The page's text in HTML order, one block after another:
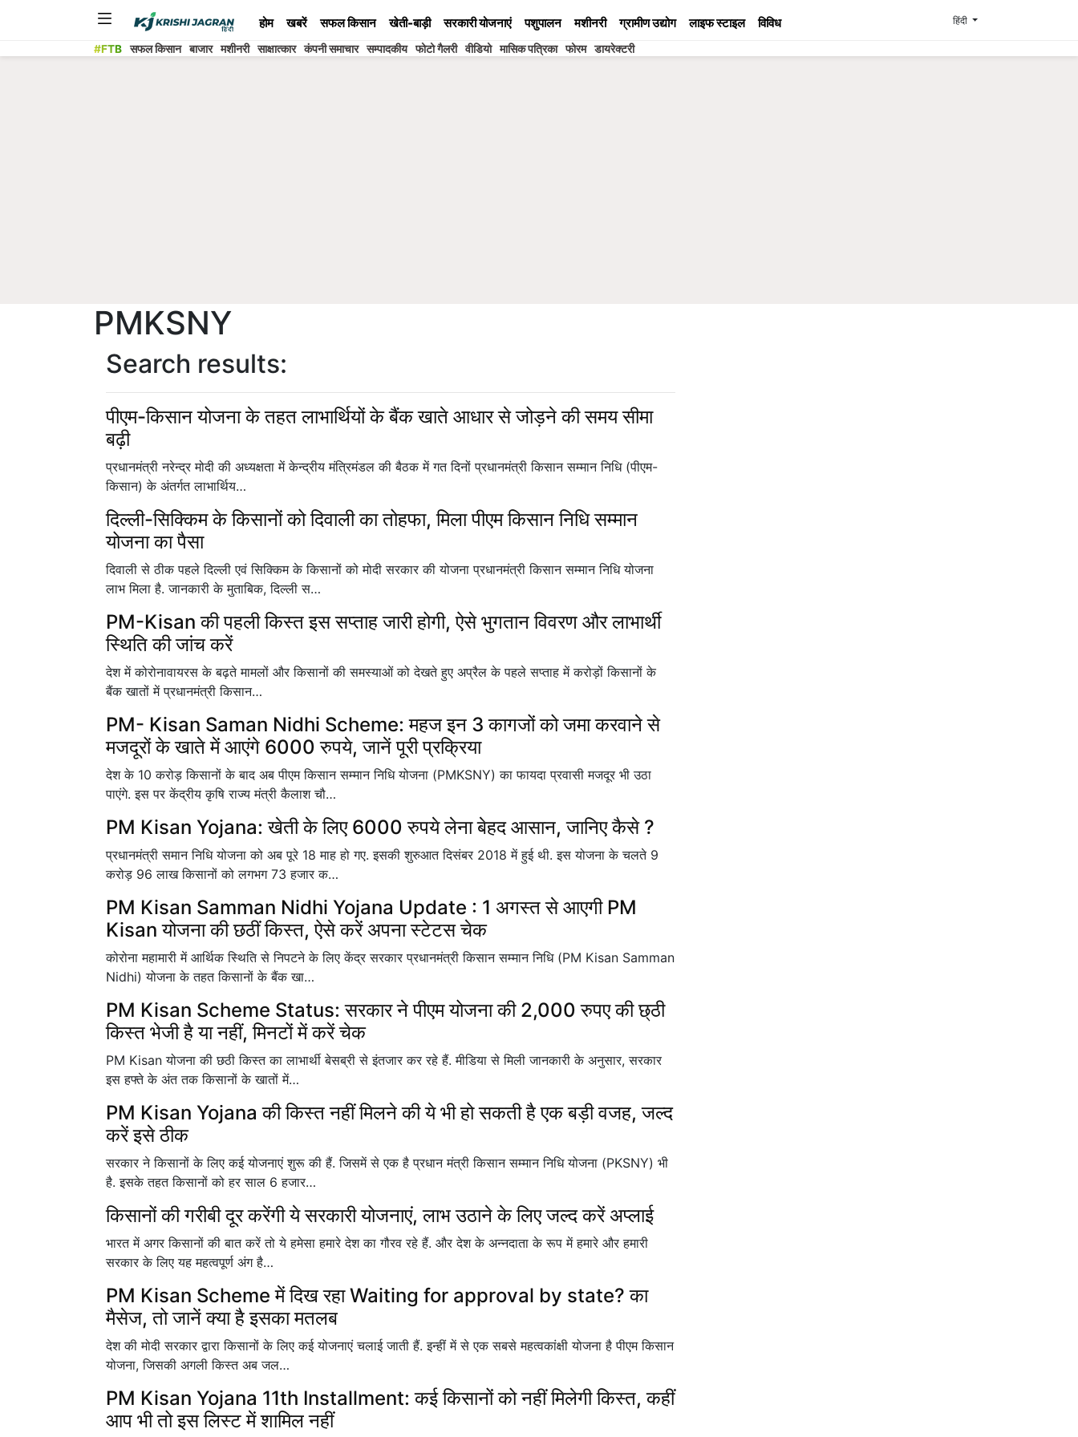
होम खबरें सफल किसान खेती-बाड़ी सरकारी योजनाएं पशुपालन मशीनरी ग्रामीण उद्योग लाइफ स्टाइल विविध हिंदी
#FTB सफल किसान बाजार मशीनरी साक्षात्कार कंपनी समाचार सम्पादकीय फोटो गैलरी वीडियो मासिक पत्रिका फोरम डायरेक्टरी
PMKSNY
Search results:
पीएम-किसान योजना के तहत लाभार्थियों के बैंक खाते आधार से जोड़ने की समय सीमा
बढ़ी
प्रधानमंत्री नरेन्द्र मोदी की अध्यक्षता में केन्द्रीय मंत्रिमंडल की बैठक में गत दिनों प्रधानमंत्री किसान सम्मान निधि (पीएम-
किसान) के अंतर्गत लाभार्थिय…
दिल्ली-सिक्किम के किसानों को दिवाली का तोहफा, मिला पीएम किसान निधि सम्मान
योजना का पैसा
दिवाली से ठीक पहले दिल्ली एवं सिक्किम के किसानों को मोदी सरकार की योजना प्रधानमंत्री किसान सम्मान निधि योजना
लाभ मिला है. जानकारी के मुताबिक, दिल्ली स…
PM-Kisan की पहली किस्त इस सप्ताह जारी होगी, ऐसे भुगतान विवरण और लाभार्थी
स्थिति की जांच करें
देश में कोरोनावायरस के बढ़ते मामलों और किसानों की समस्याओं को देखते हुए अप्रैल के पहले सप्ताह में करोड़ों किसानों के
बैंक खातों में प्रधानमंत्री किसान…
PM- Kisan Saman Nidhi Scheme: महज इन 3 कागजों को जमा करवाने से
मजदूरों के खाते में आएंगे 6000 रुपये, जानें पूरी प्रक्रिया
देश के 10 करोड़ किसानों के बाद अब पीएम किसान सम्मान निधि योजना (PMKSNY) का फायदा प्रवासी मजदूर भी उठा
पाएंगे. इस पर केंद्रीय कृषि राज्य मंत्री कैलाश चौ…
PM Kisan Yojana: खेती के लिए 6000 रुपये लेना बेहद आसान, जानिए कैसे ?
प्रधानमंत्री समान निधि योजना को अब पूरे 18 माह हो गए. इसकी शुरुआत दिसंबर 2018 में हुई थी. इस योजना के चलते 9
करोड़ 96 लाख किसानों को लगभग 73 हजार क…
PM Kisan Samman Nidhi Yojana Update : 1 अगस्त से आएगी PM
Kisan योजना की छठीं किस्त, ऐसे करें अपना स्टेटस चेक
कोरोना महामारी में आर्थिक स्थिति से निपटने के लिए केंद्र सरकार प्रधानमंत्री किसान सम्मान निधि (PM Kisan Samman
Nidhi) योजना के तहत किसानों के बैंक खा…
PM Kisan Scheme Status: सरकार ने पीएम योजना की 2,000 रुपए की छ्ठी
किस्त भेजी है या नहीं, मिनटों में करें चेक
PM Kisan योजना की छठी किस्त का लाभार्थी बेसब्री से इंतजार कर रहे हैं. मीडिया से मिली जानकारी के अनुसार, सरकार
इस हफ्ते के अंत तक किसानों के खातों में…
PM Kisan Yojana की किस्त नहीं मिलने की ये भी हो सकती है एक बड़ी वजह, जल्द
करें इसे ठीक
सरकार ने किसानों के लिए कई योजनाएं शुरू की हैं. जिसमें से एक है प्रधान मंत्री किसान सम्मान निधि योजना (PKSNY) भी
है. इसके तहत किसानों को हर साल 6 हजार…
किसानों की गरीबी दूर करेंगी ये सरकारी योजनाएं, लाभ उठाने के लिए जल्द करें अप्लाई
भारत में अगर किसानों की बात करें तो ये हमेसा हमारे देश का गौरव रहे हैं. और देश के अन्नदाता के रूप में हमारे और हमारी
सरकार के लिए यह महत्वपूर्ण अंग है…
PM Kisan Scheme में दिख रहा Waiting for approval by state? का
मैसेज, तो जानें क्या है इसका मतलब
देश की मोदी सरकार द्वारा किसानों के लिए कई योजनाएं चलाई जाती हैं. इन्हीं में से एक सबसे महत्वकांक्षी योजना है पीएम किसान
योजना, जिसकी अगली किस्त अब जल…
PM Kisan Yojana 11th Installment: कई किसानों को नहीं मिलेगी किस्त, कहीं
आप भी तो इस लिस्ट में शामिल नहीं